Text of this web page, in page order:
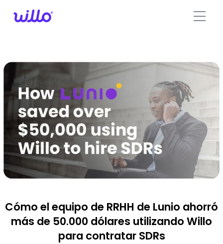
note:
an
accessibility
system.
Cómo el equipo de RRHH de Lunio ahorró
más de 50.000 dólares utilizando Willo
para contratar SDRs